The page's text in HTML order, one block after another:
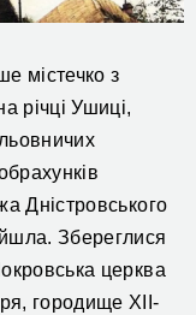
містечко з
річці Ушиці,
Дністровського
Збереглися
церква
городище ХІІ-